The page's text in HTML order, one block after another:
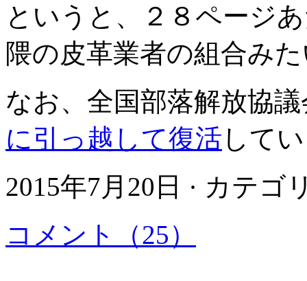
というと、２８ページ
隈の皮革業者の組合み
なお、全国部落解放協
に引っ越して復活 して
2015年7月20日 · カテゴ
コメント（25）